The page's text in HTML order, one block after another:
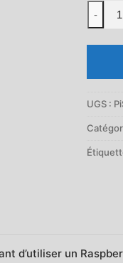
quantité
de
-
à
base
de
-
UGS :
d’utiliser un